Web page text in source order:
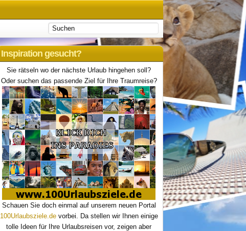
Inspiration gesucht?
Sie rätseln wo der nächste Urlaub hingehen soll?
Oder suchen das passende Ziel für Ihre Traumreise?
Schauen Sie doch einmal auf unserem neuen Portal
100Urlaubsziele.devorbei. Da stellen wir Ihnen einige
tolle Ideen für Ihre Urlaubsreisen vor, zeigen aber